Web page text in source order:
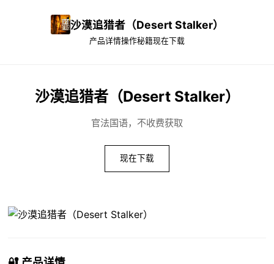
沙漠追猎者（Desert Stalker）
产品详情操作秘籍现在下载
沙漠追猎者（Desert Stalker）
官法国语，不收费获取
现在下载